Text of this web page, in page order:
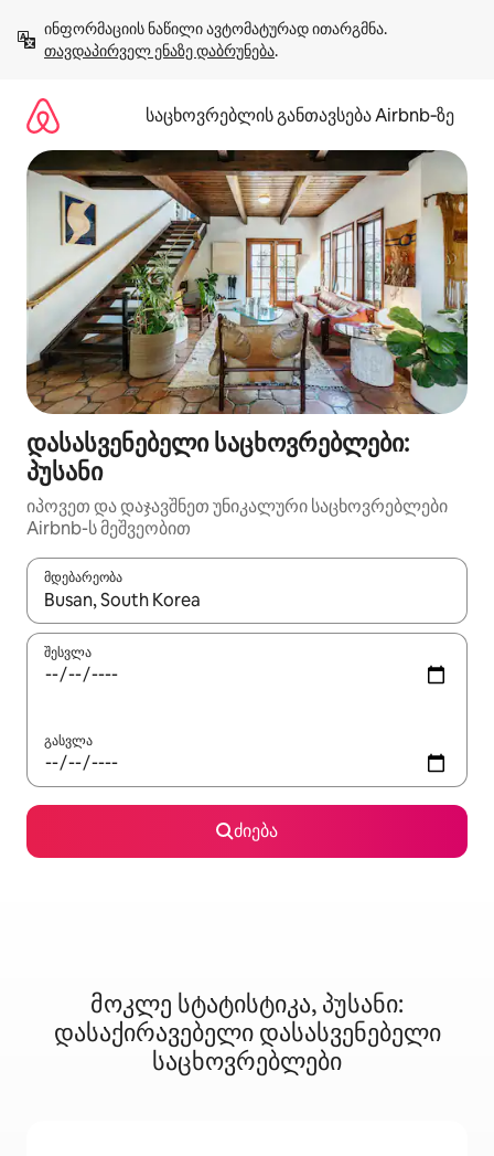
გადასვლა
თავდაპირველ ენაზე დაბრუნება.
საცხოვრებლის განთავსება Airbnb‑ზე
დასასვენებელი საცხოვრებლები:
პუსანი
იპოვეთ და დაჯავშნეთ უნიკალური საცხოვრებლები
Airbnb-ს მეშვეობით
მდებარეობა
როცა შედეგები ხელმისაწვდომი გახდება, ნავიგაციისთვის
შესვლა
გასვლა
ძიება
მოკლე სტატისტიკა, პუსანი:
დასაქირავებელი დასასვენებელი
საცხოვრებლები